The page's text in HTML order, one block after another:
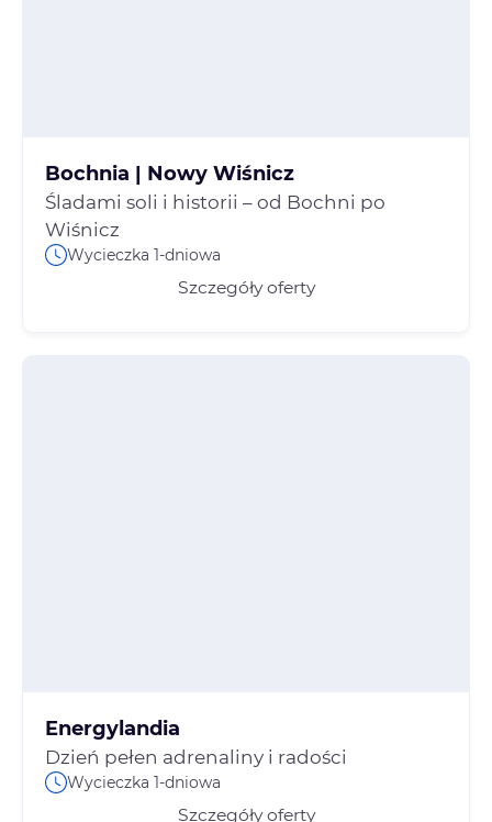
Śladami soli i historii – od Bochni po
Wiśnicz
Wycieczka 1-dniowa
Szczegóły oferty
Dzień pełen adrenaliny i radości
Wycieczka 1-dniowa
Szczegóły oferty